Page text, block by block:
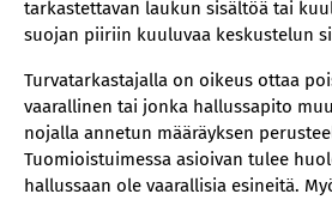
tarkastettavan laukun sisältöä tai
suojan piiriin kuuluvaa keskustelun
Turvatarkastajalla on oikeus ottaa
vaarallinen tai jonka hallussapito
nojalla annetun määräyksen
Tuomioistuimessa asioivan tulee
hallussaan ole vaarallisia esineitä.